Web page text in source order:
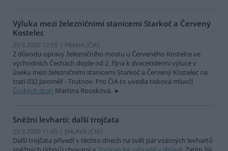
Výluka mezi železničními stanicemi Starkoč a Červený
Kostelec
29.9.2000 12:05 | PRAHA (ČIA)
Z důvodu opravy železničního mostu u Červeného Kostelce ve
východních Čechách dojde od 2. října k dvacetidenní výluce v
úseku mezi železničními stanicemi Starkoč a Červený Kostelec na
trati 032 Jaroměř - Trutnov. Pro ČIA to uvedla tisková mluvčí
Českých drah Martina Rousková.
Sněžní levharti: další trojčata
29.9.2000 11:45 | JIHLAVA (ČIA)
Další trojčata přivedl v těchto dnech na svět pár vzácných levhartů